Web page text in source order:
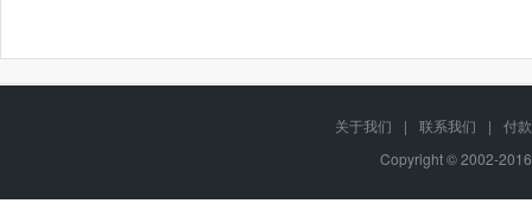
关于我们 | 联系我们 |
付
Copyright © 2002-